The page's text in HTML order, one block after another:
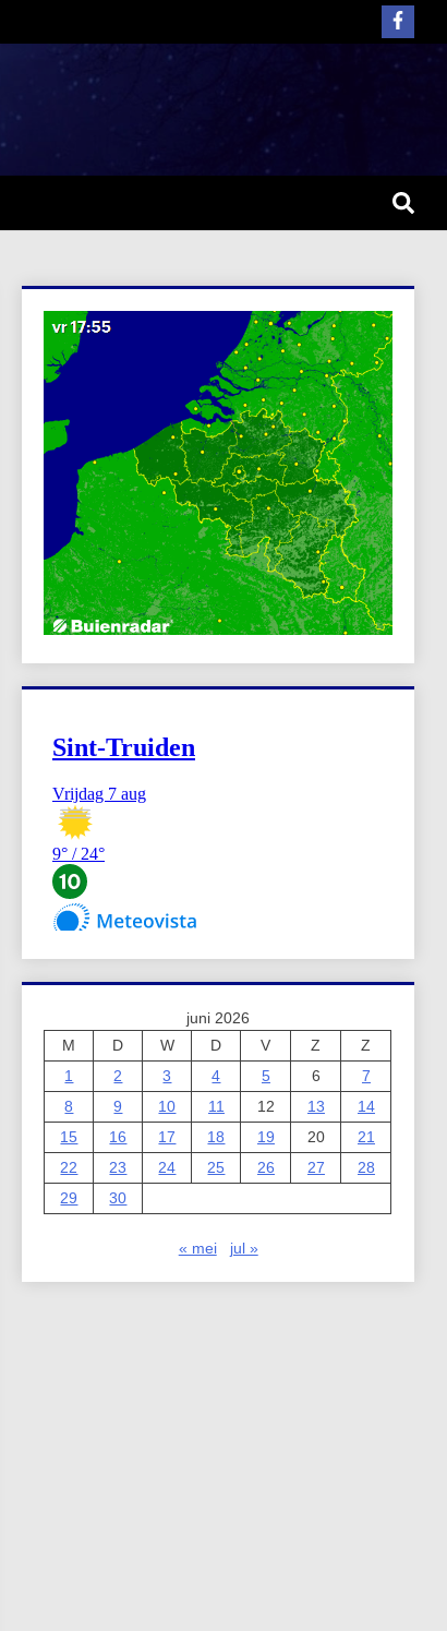
juni 2026
M
D W D V Z
Z
1
2 3 4 5 6
7
8
9 10 11 12 13
14
15
16 17 18 19 20
21
22
23 24 25 26 27
28
29
30
« mei jul »